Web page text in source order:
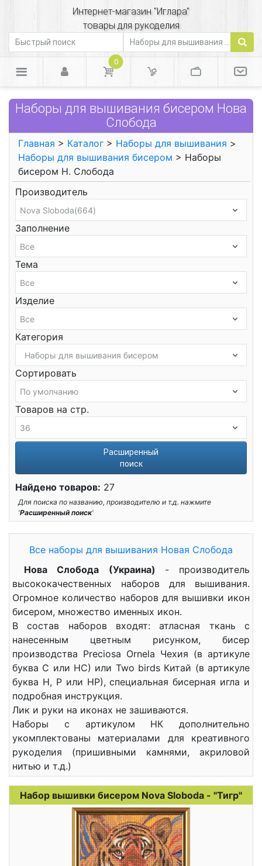
Интернет-магазин "Иглара"
товары для рукоделия
0
Наборы для вышивания бисером Нова
Слобода
Главная > Каталог > Наборы для вышивания >
Наборы для вышивания бисером > Наборы
бисером Н. Слобода
Производитель
Заполнение
Тема
Изделие
Категория
Сортировать
Товаров на стр.
Расширенный
поиск
Найдено товаров: 27
Для поиска по названию, производителю и т.д. нажмите
'Расширенный поиск'
Все наборы для вышивания Новая Слобода
Нова Слобода (Украина) - производитель
высококачественных наборов для вышивания.
Огромное количество наборов для вышивки икон
бисером, множество именных икон.
В состав наборов входят: атласная ткань с
нанесенным цветным рисунком, бисер
производства Preciosa Ornela Чехия (в артикуле
буква С или НС) или Two birds Китай (в артикуле
буква Н, Р или НР), специальная бисерная игла и
подробная инструкция.
Лик и руки на иконах не зашиваются.
Наборы с артикулом НК дополнительно
укомплектованы материалами для креативного
рукоделия (пришивными камнями, акриловой
нитью и т.д.)
Набор вышивки бисером Nova Sloboda - "Тигр"